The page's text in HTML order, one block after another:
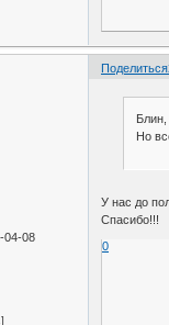
Поделиться
04-08
Блин,
Но
У нас до
Спасибо!!!
0